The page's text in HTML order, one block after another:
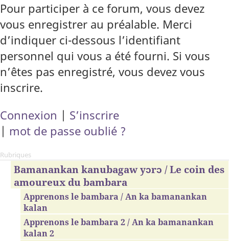
Pour participer à ce forum, vous devez
vous enregistrer au préalable. Merci
d’indiquer ci-dessous l’identifiant
personnel qui vous a été fourni. Si vous
n’êtes pas enregistré, vous devez vous
inscrire.
Connexion | S’inscrire
| mot de passe oublié ?
Rubriques
Bamanankan kanubagaw yɔrɔ / Le coin des
amoureux du bambara
Apprenons le bambara / An ka bamanankan
kalan
Apprenons le bambara 2 / An ka bamanankan
kalan 2